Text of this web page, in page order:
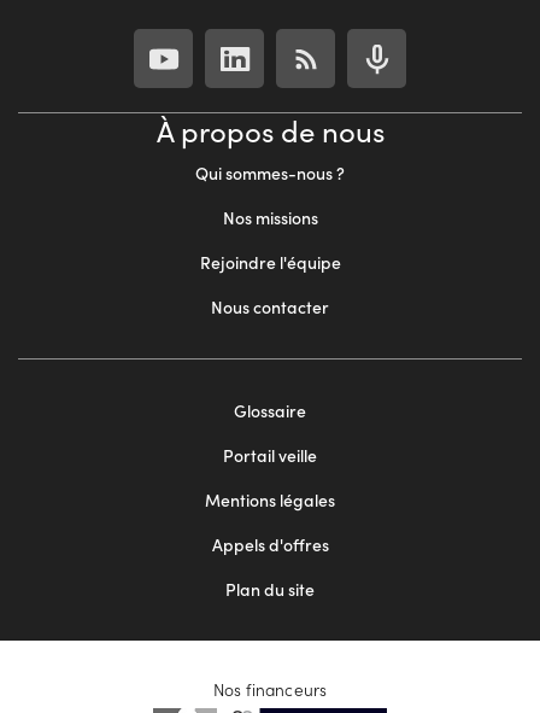
À propos de nous
Qui sommes-nous ?
Nos missions
Rejoindre l'équipe
Nous contacter
Glossaire
Portail veille
Mentions légales
Appels d'offres
Plan du site
Nos financeurs